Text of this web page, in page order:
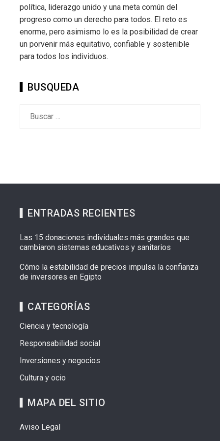
política, liderazgo unido y una meta común del
progreso como un derecho para todos. El reto es
enorme, pero asimismo lo es la posibilidad de crear
un porvenir más equitativo, confiable y sostenible
para todos los individuos.
BUSQUEDA
ENTRADAS RECIENTES
Las 15 donaciones individuales más grandes que
cambiaron sistemas educativos y sanitarios
Cómo la estabilidad de precios impulsa la confianza
de inversores en Egipto
CATEGORÍAS
Ciencia y tecnología
Responsabilidad social
Inversiones y negocios
Cultura y ocio
MAPA DEL SITIO
Aviso Legal